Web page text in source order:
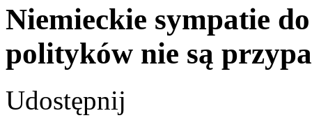
Niemieckie sympatie
polityków nie są
Udostępnij